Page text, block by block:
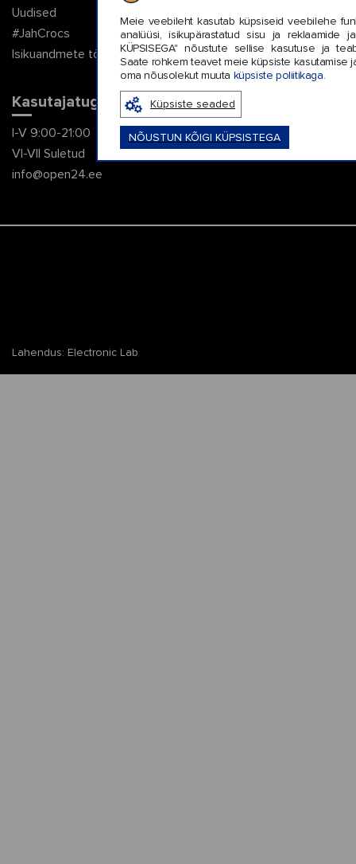
Meie veebileht kasutab küpsiseid veebilehe
analüüsi, isikupärastatud sisu ja reklaamide
KÜPSISEGA" nõustute sellise kasutuse ja
Saate rohkem teavet meie küpsiste kasutamise
oma nõusolekut muuta küpsiste poliitikaga.
Küpsiste seaded
NÕUSTUN KÕIGI KÜPSISTEGA
Uudised
#JahCrocs
Isikuandmete töötlemise eeskirjad
Kasutajatugi
I-V 9:00-21:00
VI-VII Suletud
info@open24.ee
Lahendus: Electronic Lab